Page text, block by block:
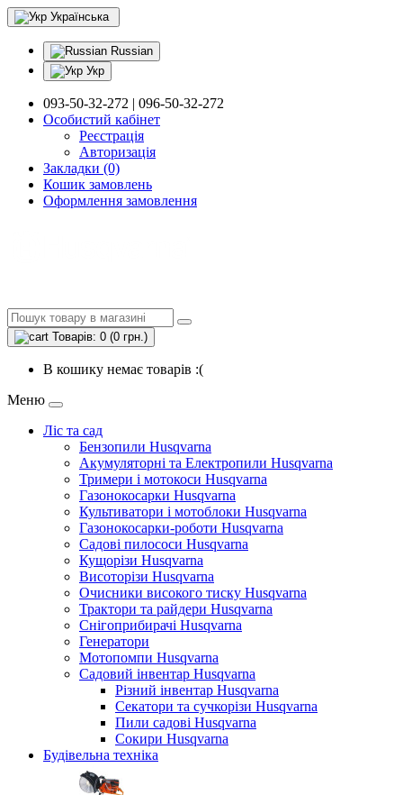
Українська
Russian
Укр
093-50-32-272 | 096-50-32-272
Особистий кабінет
Реєстрація
Авторизація
Закладки (0)
Кошик замовлень
Оформлення замовлення
Товарів: 0 (0 грн.)
В кошику немає товарів :(
Меню
Ліс та сад
Бензопили Husqvarna
Акумуляторні та Електропили Husqvarna
Тримери і мотокоси Husqvarna
Газонокосарки Husqvarna
Культиватори і мотоблоки Husqvarna
Газонокосарки-роботи Husqvarna
Садові пилососи Husqvarna
Кущорізи Husqvarna
Висоторізи Husqvarna
Очисники високого тиску Husqvarna
Трактори та райдери Husqvarna
Снігоприбирачі Husqvarna
Генератори
Мотопомпи Husqvarna
Садовий інвентар Husqvarna
Різний інвентар Husqvarna
Секатори та сучкорізи Husqvarna
Пили садові Husqvarna
Сокири Husqvarna
Будівельна техніка